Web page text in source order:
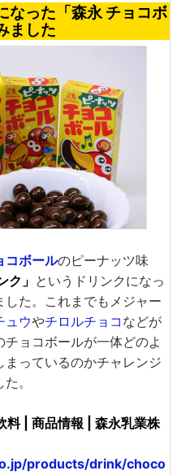
なった「森永 チョコボ
ました
コボールのピーナッツ味
ク」 というドリンクになっ
した。これまでもメジャー
ュウやチロルチョコ などが
ョコボールが一体どのよ
まっているのかチャレンジ
。
料 | 商品情報 | 森永乳業株
products/drink/choco